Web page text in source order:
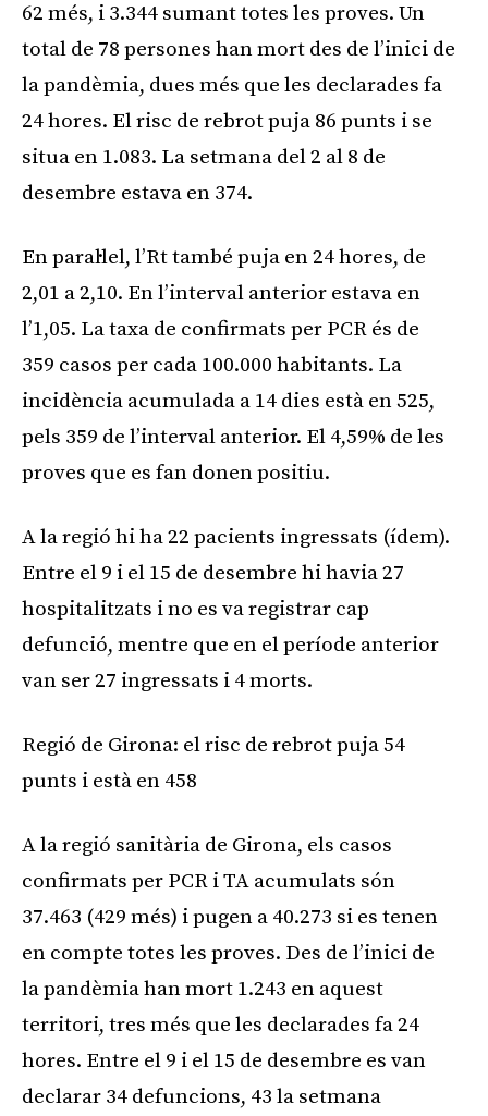
62 més, i 3.344 sumant totes les proves. Un
total de 78 persones han mort des de l’inici de
la pandèmia, dues més que les declarades fa
24 hores. El risc de rebrot puja 86 punts i se
situa en 1.083. La setmana del 2 al 8 de
desembre estava en 374.
En paral·lel, l’Rt també puja en 24 hores, de
2,01 a 2,10. En l’interval anterior estava en
l’1,05. La taxa de confirmats per PCR és de
359 casos per cada 100.000 habitants. La
incidència acumulada a 14 dies està en 525,
pels 359 de l’interval anterior. El 4,59% de les
proves que es fan donen positiu.
A la regió hi ha 22 pacients ingressats (ídem).
Entre el 9 i el 15 de desembre hi havia 27
hospitalitzats i no es va registrar cap
defunció, mentre que en el període anterior
van ser 27 ingressats i 4 morts.
Regió de Girona: el risc de rebrot puja 54
punts i està en 458
A la regió sanitària de Girona, els casos
confirmats per PCR i TA acumulats són
37.463 (429 més) i pugen a 40.273 si es tenen
en compte totes les proves. Des de l’inici de
la pandèmia han mort 1.243 en aquest
territori, tres més que les declarades fa 24
hores. Entre el 9 i el 15 de desembre es van
declarar 34 defuncions, 43 la setmana